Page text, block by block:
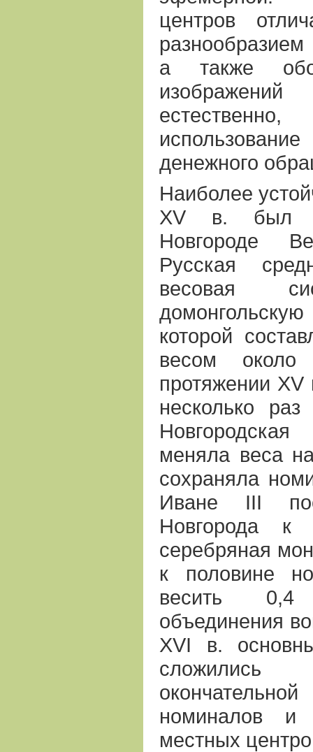
центров
а также
денежного
Наиболее
ХV в. был
Новгороде
Русская
весовая
которой
весом
протяжении ХV
несколько
меняла веса
сохраняла
Иване III
Новгорода к
серебряная
к половине
весить
объединения
ХVI в.
номиналов и
местных